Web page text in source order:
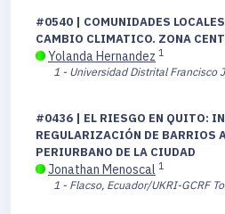
#0540 | COMUNIDADES
CAMBIO CLIMATICO. ZONA
Yolanda Hernandez 1
1 - Universidad Distrital Francisco
#0436 | EL RIESGO EN QUITO:
REGULARIZACIÓN DE BARRIOS
PERIURBANO DE LA CIUDAD
Jonathan Menoscal 1
1 - Flacso, Ecuador/UKRI-GCRF